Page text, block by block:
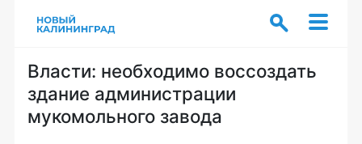
Власти: необходимо воссоздать
здание администрации
мукомольного завода